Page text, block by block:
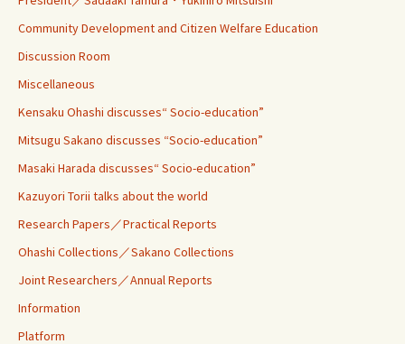
Community Development and Citizen Welfare Education
Discussion Room
Miscellaneous
Kensaku Ohashi discusses“ Socio-education”
Mitsugu Sakano discusses “Socio-education”
Masaki Harada discusses“ Socio-education”
Kazuyori Torii talks about the world
Research Papers／Practical Reports
Ohashi Collections／Sakano Collections
Joint Researchers／Annual Reports
Information
Platform